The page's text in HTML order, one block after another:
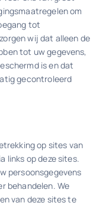
om
tot
wij dat alleen de
tot uw gegevens,
is en dat
gecontroleerd
op sites van
links op deze sites.
persoonsgegevens
behandelen. We
van deze sites te